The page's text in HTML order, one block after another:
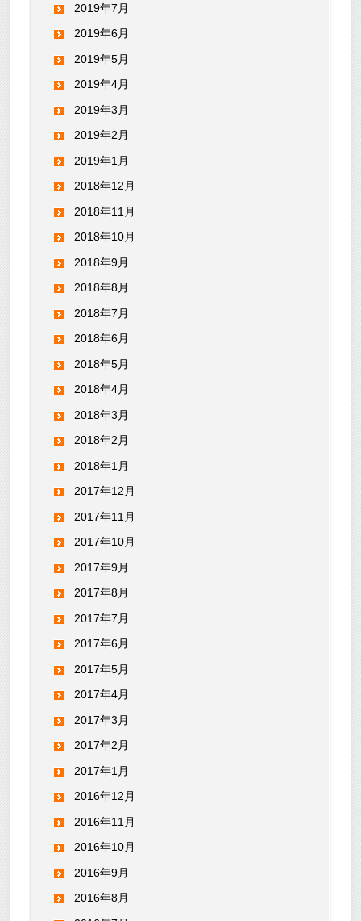
2019年7月
2019年6月
2019年5月
2019年4月
2019年3月
2019年2月
2019年1月
2018年12月
2018年11月
2018年10月
2018年9月
2018年8月
2018年7月
2018年6月
2018年5月
2018年4月
2018年3月
2018年2月
2018年1月
2017年12月
2017年11月
2017年10月
2017年9月
2017年8月
2017年7月
2017年6月
2017年5月
2017年4月
2017年3月
2017年2月
2017年1月
2016年12月
2016年11月
2016年10月
2016年9月
2016年8月